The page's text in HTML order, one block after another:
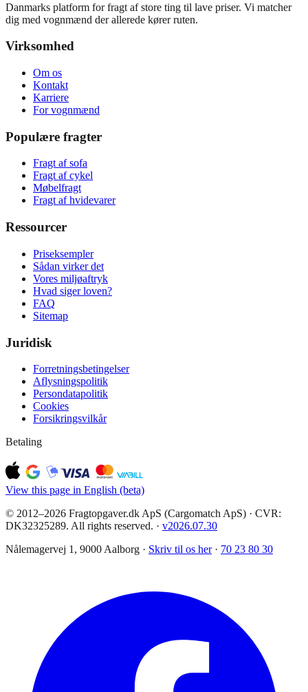
Danmarks platform for fragt af store ting til lave priser. Vi matcher
dig med vognmænd der allerede kører ruten.
Virksomhed
Om os
Kontakt
Karriere
For vognmænd
Populære fragter
Fragt af sofa
Fragt af cykel
Møbelfragt
Fragt af hvidevarer
Ressourcer
Priseksempler
Sådan virker det
Vores miljøaftryk
Hvad siger loven?
FAQ
Sitemap
Juridisk
Forretningsbetingelser
Aflysningspolitik
Persondatapolitik
Cookies
Forsikringsvilkår
Betaling
View this page in English (beta)
© 2012–2026 Fragtopgaver.dk ApS (Cargomatch ApS) · CVR:
DK32325289. All rights reserved. · v2026.07.30
Nålemagervej 1, 9000 Aalborg · Skriv til os her · 70 23 80 30